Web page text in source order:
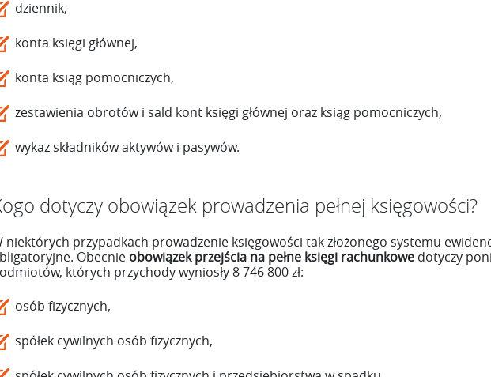
dziennik,
konta księgi głównej,
konta ksiąg pomocniczych,
zestawienia obrotów i sald kont księgi głównej oraz ksiąg pomocniczych,
wykaz składników aktywów i pasywów.
dotyczy obowiązek prowadzenia pełnej księgowości?
niektórych przypadkach prowadzenie księgowości tak złożonego systemu
Obecnie obowiązek przejścia na pełne księgi rachunkowe dotyczy
których przychody wyniosły 8 746 800 zł:
osób fizycznych,
spółek cywilnych osób fizycznych,